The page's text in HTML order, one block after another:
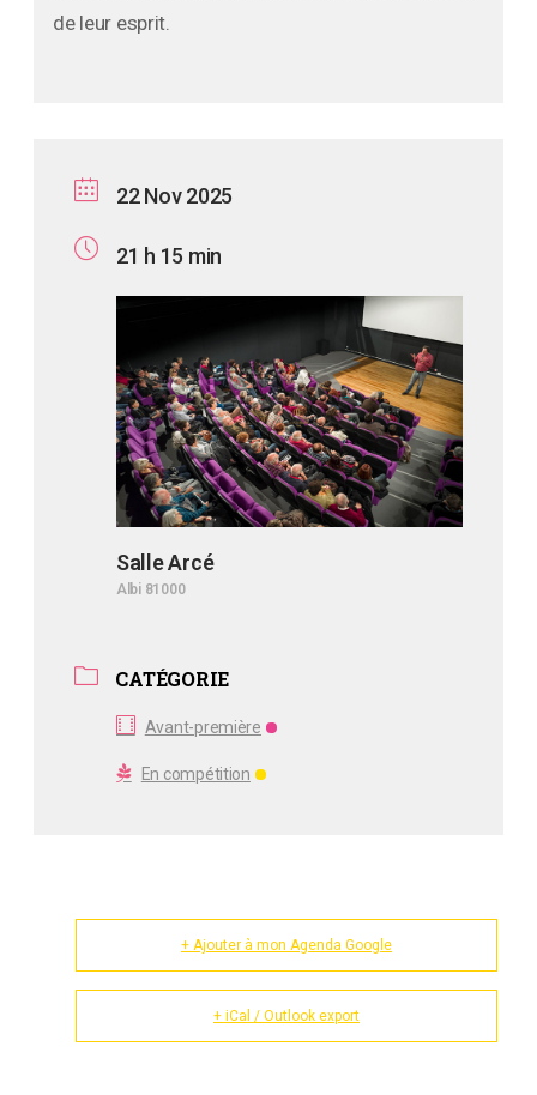
de leur esprit.
22 Nov 2025
21 h 15 min
Salle Arcé
Albi 81000
CATÉGORIE
Avant-première
En compétition
+ Ajouter à mon Agenda Google
+ iCal / Outlook export